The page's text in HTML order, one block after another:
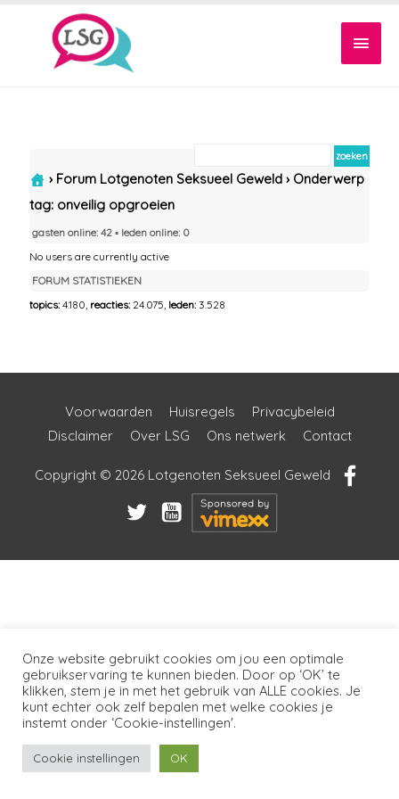
› Forum Lotgenoten Seksueel Geweld › Onderwerp
tag: onveilig opgroeien
gasten online: 42 ▪︎ leden online: 0
No users are currently active
FORUM STATISTIEKEN
topics:4.180, reacties: 24.075, leden: 3.528
Voorwaarden Huisregels
Privacybeleid
Disclaimer
Over LSG Ons netwerk Contact
Copyright © 2026 Lotgenoten Seksueel Geweld
Onze website gebruikt cookies om jou een optimale
gebruikservaring te kunnen bieden. Door op ‘OK’ te
klikken, stem je in met het gebruik van ALLE cookies. Je
kunt echter ook zelf bepalen met welke cookies je
instemt onder ‘Cookie-instellingen'.
Cookie instellingen OK